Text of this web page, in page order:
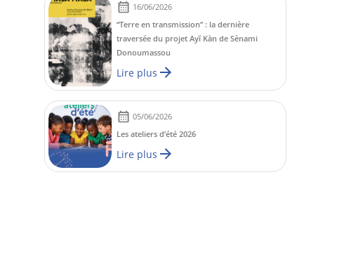
16/06/2026
“Terre en transmission” : la dernière
traversée du projet Ayĭ Kàn de Sènami
Donoumassou
Lire plus
05/06/2026
Les ateliers d’été 2026
Lire plus